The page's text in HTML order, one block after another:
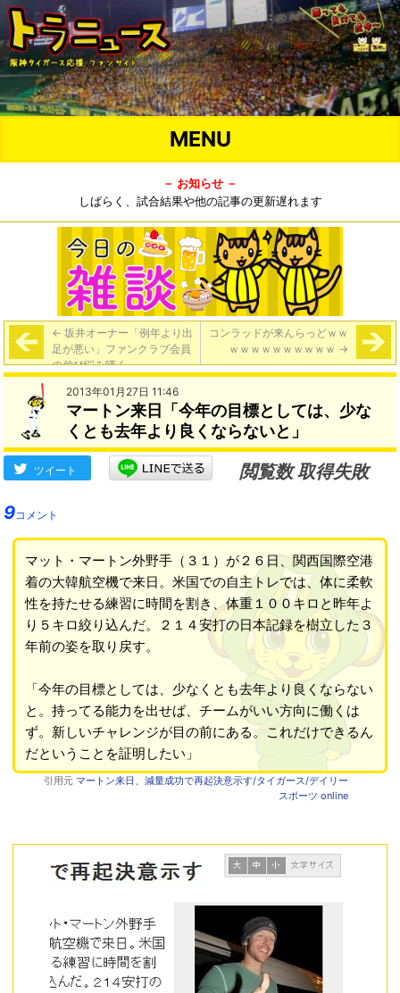
MENU
－ お知らせ －
しばらく、試合結果や他の記事の更新遅れます
← 坂井オーナー「例年より出
足が悪い」ファンクラブ会員
の伸び悩み嘆く
コンラッドが来んらっどｗｗ
ｗｗｗｗｗｗｗｗｗｗ →
2013年01月27日 11:46
マートン来日「今年の目標としては、少な
くとも去年より良くならないと」
ツイート
閲覧数 取得失敗
9コメント
マット・マートン外野手（３１）が２６日、関西国際空港
着の大韓航空機で来日。米国での自主トレでは、体に柔軟
性を持たせる練習に時間を割き、体重１００キロと昨年よ
り５キロ絞り込んだ。２１４安打の日本記録を樹立した３
年前の姿を取り戻す。
「今年の目標としては、少なくとも去年より良くならない
と。持ってる能力を出せば、チームがいい方向に働くは
ず。新しいチャレンジが目の前にある。これだけできるん
だということを証明したい」
引用元 マートン来日、減量成功で再起決意示す/タイガース/デイリー
スポーツ online